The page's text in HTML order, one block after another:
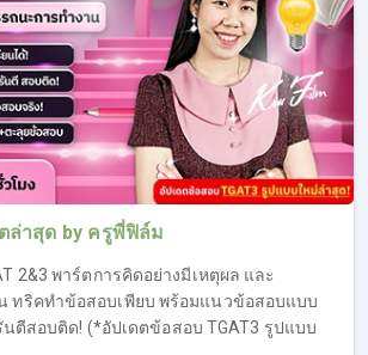
ล่าสุด by ครูพี่ฟิล์ม
2&3 พาร์ตการคิดอย่างมีเหตุผล และ
ทริคทำข้อสอบเพียบ พร้อมแนวข้อสอบแบบ
นตีสอบติด! (*อัปเดตข้อสอบ TGAT3 รูปแบบ